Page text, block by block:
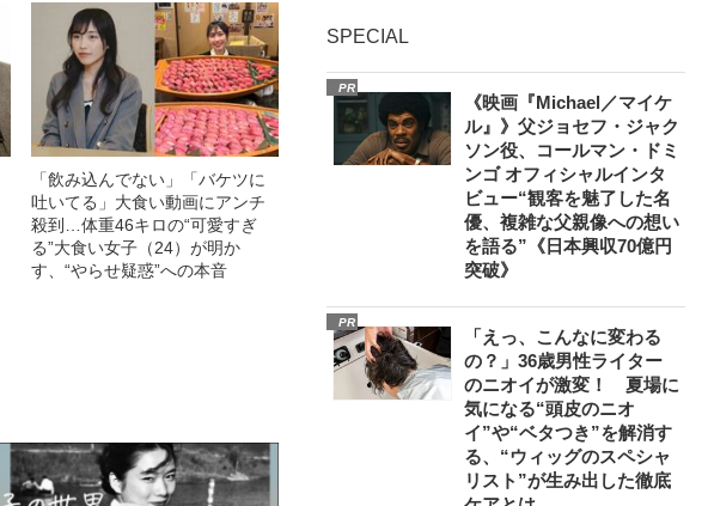
「飲み込んでない」「バケツに
吐いてる」大食い動画にアンチ
殺到…体重46キロの“可愛すぎ
る”大食い女子（24）が明か
す、“やらせ疑惑”への本音
SPECIAL
PR
《映画『Michael／マイケ
ル』》父ジョセフ・ジャク
ソン役、コールマン・ドミ
ンゴ オフィシャルインタ
ビュー“観客を魅了した名
優、複雑な父親像への想い
を語る”《日本興収70億円
突破》
PR
「えっ、こんなに変わる
の？」36歳男性ライター
のニオイが激変！ 夏場に
気になる“頭皮のニオ
イ”や“ベタつき”を解消す
る、“ウィッグのスペシャ
リスト”が生み出した徹底